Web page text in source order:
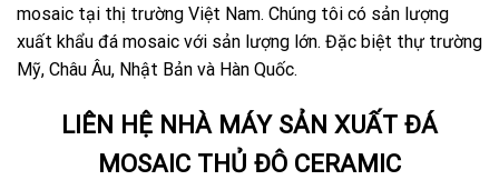
mosaic tại thị trường Việt Nam. Chúng tôi có sản lượng
xuất khẩu đá mosaic với sản lượng lớn. Đặc biệt thự trường
Mỹ, Châu Âu, Nhật Bản và Hàn Quốc.
LIÊN HỆ NHÀ MÁY SẢN XUẤT ĐÁ
MOSAIC THỦ ĐÔ CERAMIC